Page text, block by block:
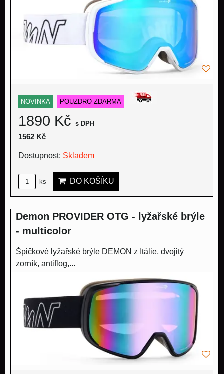
NOVINKA POUZDRO ZDARMA
1890 Kč s DPH
1562 Kč
Dostupnost: Skladem
ks DO KOŠÍKU
Demon PROVIDER OTG - lyžařské brýle
- multicolor
Špičkové lyžařské brýle DEMON z Itálie, dvojitý
zorník, antiflog,...